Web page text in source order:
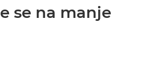
se na manje